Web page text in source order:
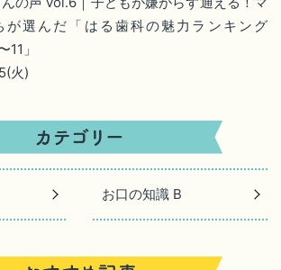
が選んだ「はる歯科の魅力ランキング
11」
火)
お口の知識 B